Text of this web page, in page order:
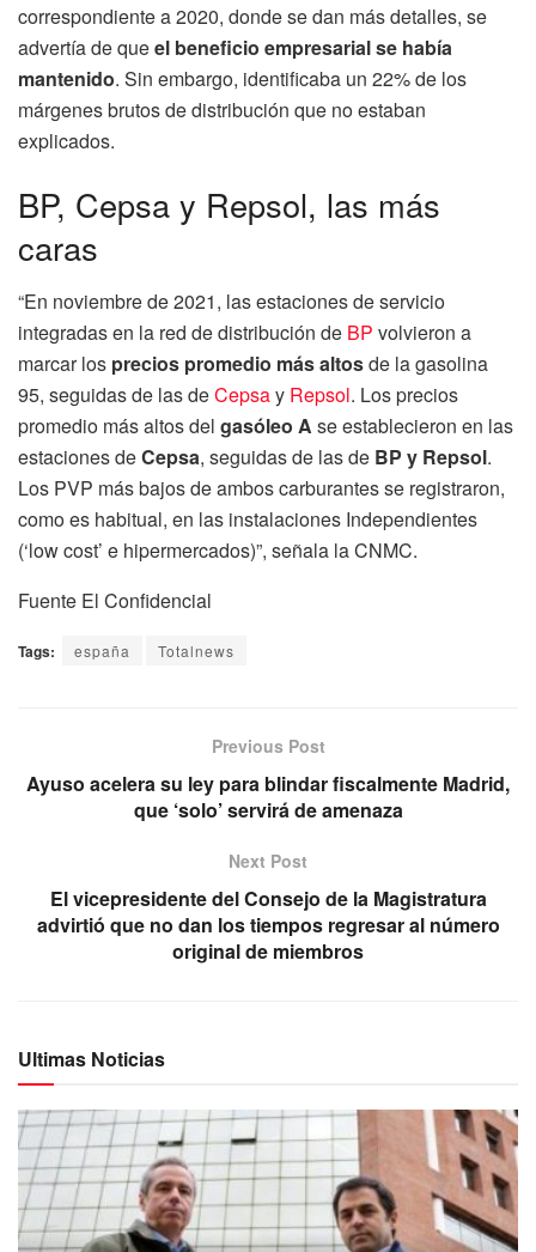
correspondiente a 2020, donde se dan más detalles, se
advertía de queel beneficio empresarial se había
mantenido. Sin embargo, identificaba un 22% de los
márgenes brutos de distribución que no estaban
explicados.
BP, Cepsa y Repsol, las más
caras
“En noviembre de 2021, las estaciones de servicio
integradas en la red de distribución de BP volvieron a
marcar los precios promedio más altosde la gasolina
95, seguidas de las deCepsay Repsol. Los precios
promedio más altos del gasóleo A se establecieron en las
estaciones deCepsa, seguidas de las de BP y Repsol.
Los PVP más bajos de ambos carburantes se registraron,
como es habitual, en las instalaciones Independientes
(‘low cost’ e hipermercados)”, señala la CNMC.
Fuente El Confidencial
Tags: españa Totalnews
Previous Post
Ayuso acelera su ley para blindar fiscalmente Madrid,
que ‘solo’ servirá de amenaza
Next Post
El vicepresidente del Consejo de la Magistratura
advirtió que no dan los tiempos regresar al número
original de miembros
Ultimas Noticias